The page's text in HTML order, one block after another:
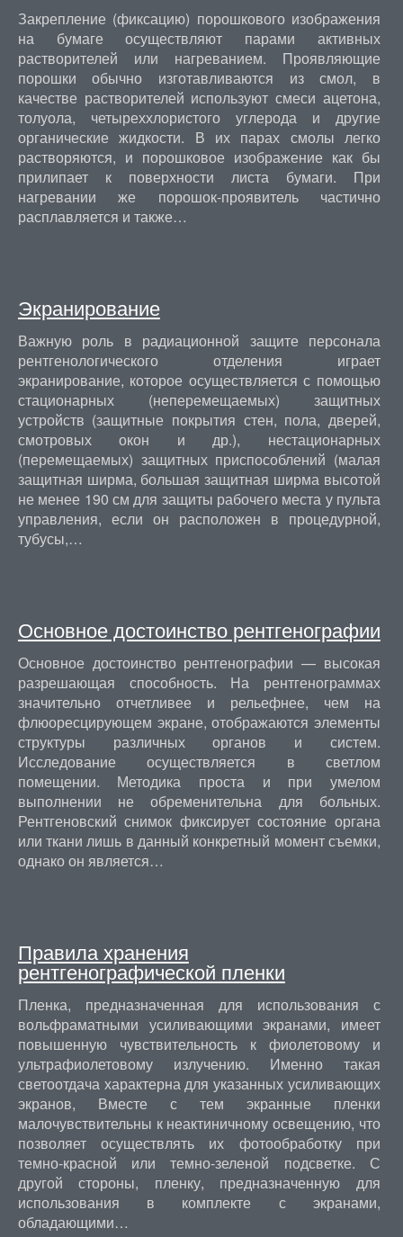
Закрепление (фиксацию) порошкового изображения
на бумаге осуществляют парами активных
растворителей или нагреванием. Проявляющие
порошки обычно изготавливаются из смол, в
качестве растворителей используют смеси ацетона,
толуола, четыреххлористого углерода и другие
органические жидкости. В их парах смолы легко
растворяются, и порошковое изображение как бы
прилипает к поверхности листа бумаги. При
нагревании же порошок-проявитель частично
расплавляется и также…
Экранирование
Важную роль в радиационной защите персонала
рентгенологического отделения играет
экранирование, которое осуществляется с помощью
стационарных (неперемещаемых) защитных
устройств (защитные покрытия стен, пола, дверей,
смотровых окон и др.), нестационарных
(перемещаемых) защитных приспособлений (малая
защитная ширма, большая защитная ширма высотой
не менее 190 см для защиты рабочего места у пульта
управления, если он расположен в процедурной,
тубусы,…
Основное достоинство рентгенографии
Основное достоинство рентгенографии — высокая
разрешающая способность. На рентгенограммах
значительно отчетливее и рельефнее, чем на
флюоресцирующем экране, отображаются элементы
структуры различных органов и систем.
Исследование осуществляется в светлом
помещении. Методика проста и при умелом
выполнении не обременительна для больных.
Рентгеновский снимок фиксирует состояние органа
или ткани лишь в данный конкретный момент съемки,
однако он является…
Правила хранения
рентгенографической пленки
Пленка, предназначенная для использования с
вольфраматными усиливающими экранами, имеет
повышенную чувствительность к фиолетовому и
ультрафиолетовому излучению. Именно такая
светоотдача характерна для указанных усиливающих
экранов, Вместе с тем экранные пленки
малочувствительны к неактиничному освещению, что
позволяет осуществлять их фотообработку при
темно-красной или темно-зеленой подсветке. С
другой стороны, пленку, предназначенную для
использования в комплекте с экранами,
обладающими…